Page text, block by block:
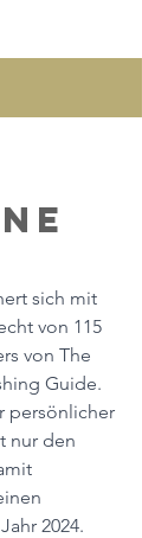
sich mit
von 115
von The
Guide.
persönlicher
nur den
2024.